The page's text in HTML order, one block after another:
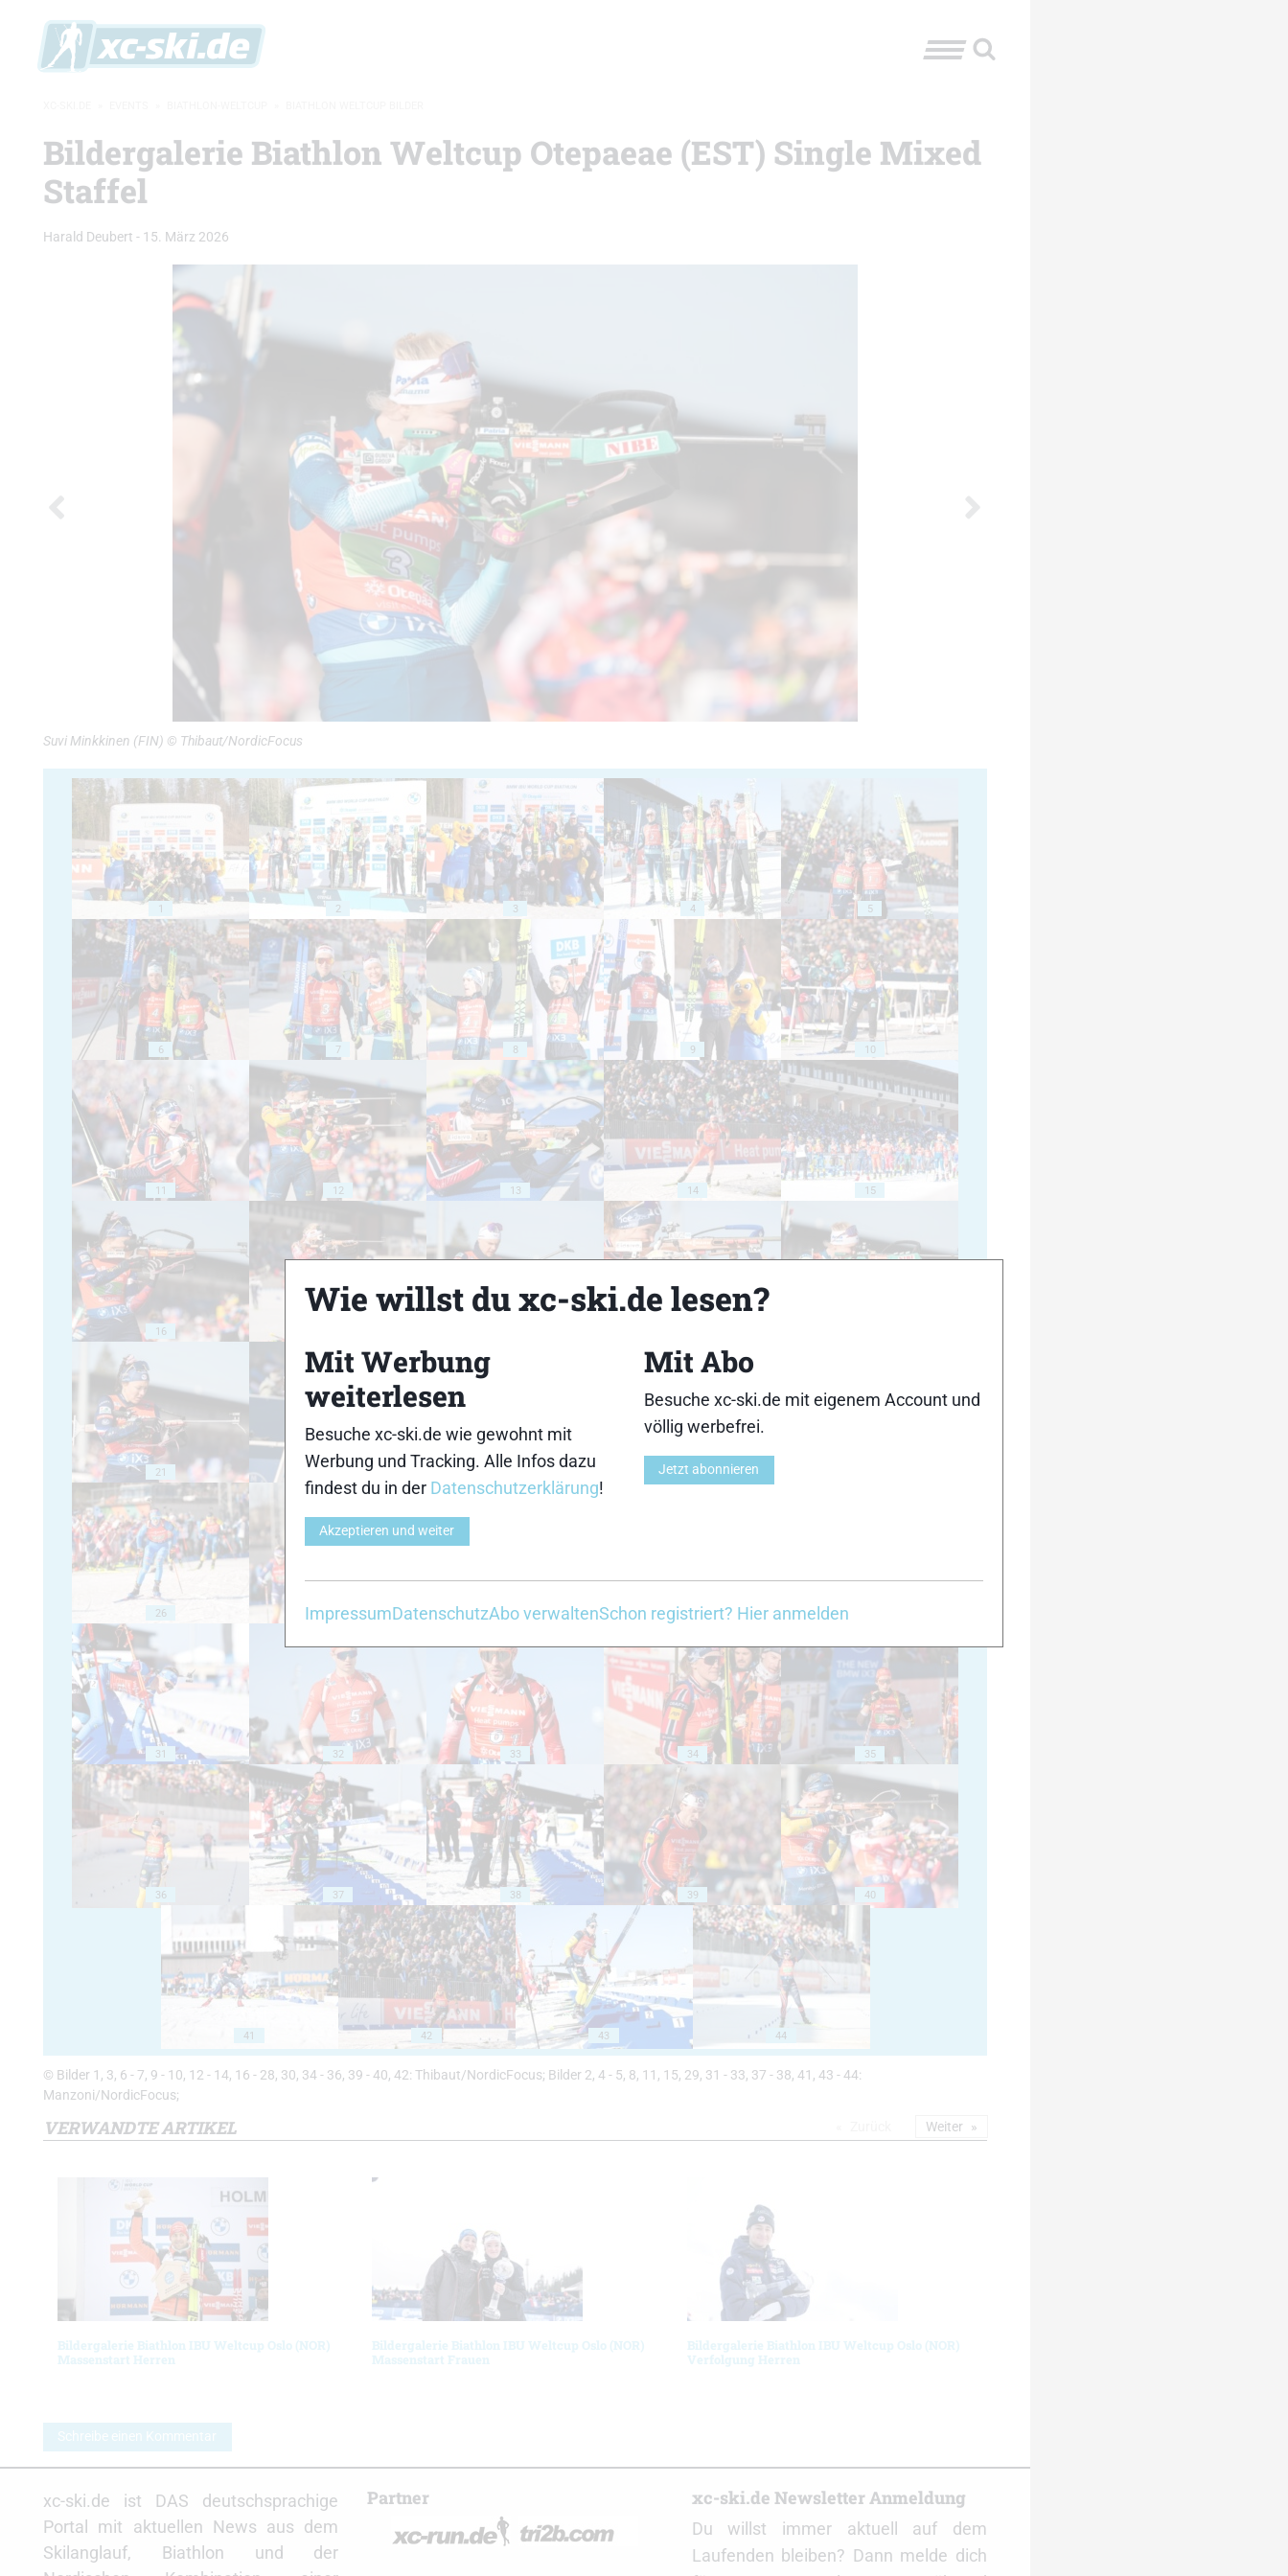
Bildergalerie Biathlon Weltcup Otepaeae (EST) Single Mixed
Staffel
Harald Deubert - 15. März 2026
Suvi Minkkinen (FIN) © Thibaut/NordicFocus
1 2 3 4 5
6 7 8 9 10
11 12 13 14 15
16
21 24
26 27 28 29
31 32 33 34 35
36 37 38 39 40
41 42 43 44
© Bilder 1, 3, 6 - 7, 9 - 10, 12 - 14, 16 - 28, 30, 34 - 36, 39 - 40, 42: Thibaut/NordicFocus; Bilder 2, 4 - 5, 8, 11, 15, 29, 31 - 33, 37 - 38, 41, 43 - 44:
Manzoni/NordicFocus;
VERWANDTE ARTIKEL
Bildergalerie Biathlon IBU Weltcup Oslo (NOR)
Massenstart Herren
Bildergalerie Biathlon IBU Weltcup Oslo (NOR)
Massenstart Frauen
Bildergalerie Biathlon IBU Weltcup Oslo (NOR)
Verfolgung Herren
Weiter
Schreibe einen Kommentar
xc-ski.de ist DAS deutschsprachige
Portal mit aktuellen News aus dem
Skilanglauf, Biathlon und der
Partner xc-ski.de Newsletter Anmeldung
Du willst immer aktuell auf dem
Laufenden bleiben? Dann melde dich
Wie willst du xc-ski.de lesen?
Mit Werbung
weiterlesen
Besuche xc-ski.de wie gewohnt mit
Werbung und Tracking. Alle Infos dazu
findest du in der Datenschutzerklärung!
Akzeptieren und weiter
Mit Abo
Besuche xc-ski.de mit eigenem Account und
völlig werbefrei.
Jetzt abonnieren
ImpressumDatenschutzAbo verwaltenSchon registriert? Hier anmelden